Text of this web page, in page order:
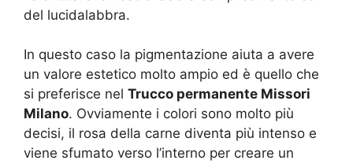
del lucidalabbra.
In questo caso la pigmentazione aiuta a avere
un valore estetico molto ampio ed è quello che
si preferisce nel Trucco permanente Missori
Milano. Ovviamente i colori sono molto più
decisi, il rosa della carne diventa più intenso e
viene sfumato verso l’interno per creare un